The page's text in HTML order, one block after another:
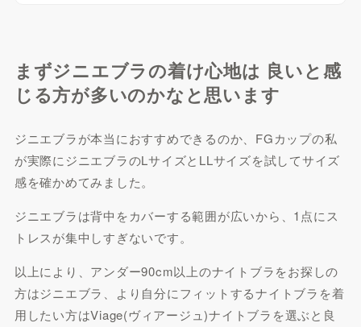
まずジニエブラの着け心地は 良いと感
じる方が多いのかなと思います
ジニエブラが本当におすすめできるのか、FGカップの私
が実際にジニエブラのLサイズとLLサイズを試してサイズ
感を確かめてみました。
ジニエブラは背中をカバーする範囲が広いから、1点にス
トレスが集中しすぎないです。
以上により、アンダー90cm以上のナイトブラをお探しの
方はジニエブラ、より自分にフィットするナイトブラを着
用したい方はViage(ヴィアージュ)ナイトブラを選ぶと良